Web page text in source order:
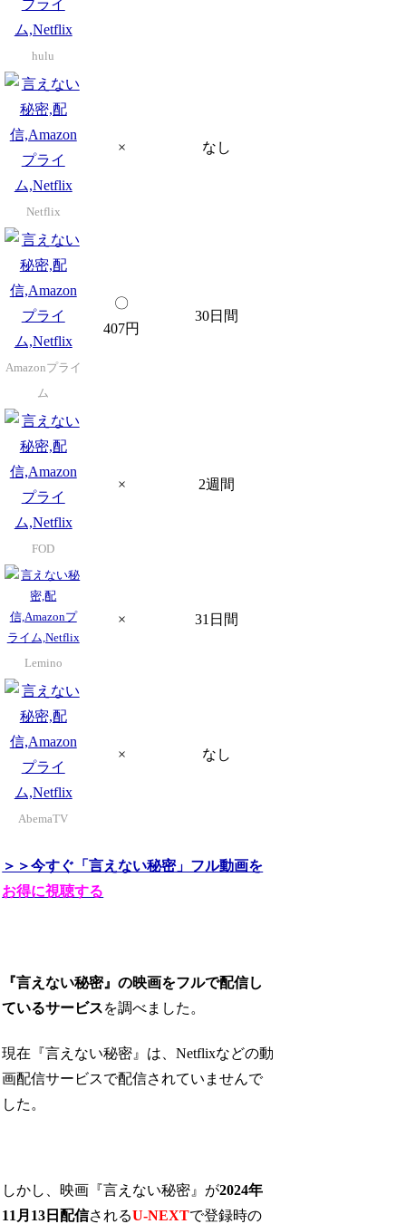
hulu
Netflix
× なし
Amazonプライ
ム
〇
407円
30日間
FOD
× 2週間
Lemino
× 31日間
AbemaTV
× なし
＞＞今すぐ「言えない秘密」フル動画を
お得に視聴する
『言えない秘密』の映画をフルで配信し
ているサービスを調べました。
現在『言えない秘密』は、Netflixなどの動
画配信サービスで配信されていませんで
した。
しかし、映画『言えない秘密』が2024年
11月13日配信されるU-NEXTで登録時の